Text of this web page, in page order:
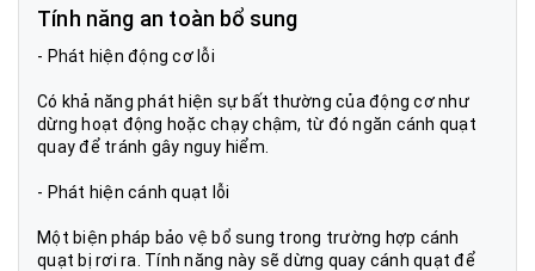
Tính năng an toàn bổ sung
- Phát hiện động cơ lỗi
Có khả năng phát hiện sự bất thường của động cơ như
dừng hoạt động hoặc chạy chậm, từ đó ngăn cánh quạt
quay để tránh gây nguy hiểm.
- Phát hiện cánh quạt lỗi
Một biện pháp bảo vệ bổ sung trong trường hợp cánh
quạt bị rơi ra. Tính năng này sẽ dừng quay cánh quạt để